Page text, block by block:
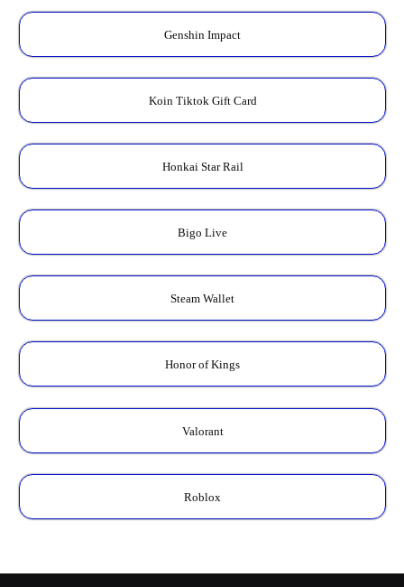
Genshin Impact
Koin Tiktok Gift Card
Honkai Star Rail
Bigo Live
Steam Wallet
Honor of Kings
Valorant
Roblox